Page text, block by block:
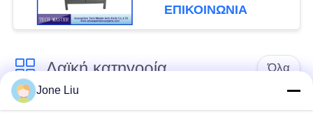
ΕΠΙΚΟΙΝΩΝΊΑ
Λαϊκή κατηγορία Όλα
Κλονισμός
ελατήρια αναστολής
Jone Liu